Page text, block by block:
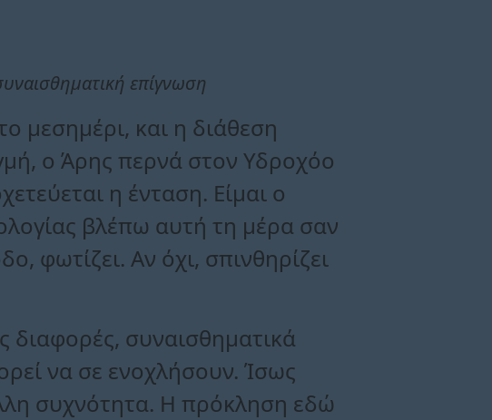
επίγνωση
μεσημέρι, και η διάθεση
ο Άρης περνά στον Υδροχόο
η ένταση. Είμαι ο
βλέπω αυτή τη μέρα σαν
φωτίζει. Αν όχι, σπινθηρίζει
διαφορές, συναισθηματικά
να σε ενοχλήσουν. Ίσως
συχνότητα. Η πρόκληση εδώ